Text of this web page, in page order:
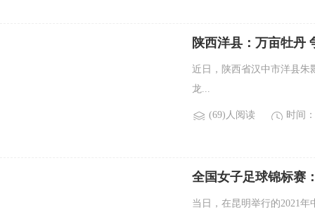
陕西洋县：万亩牡丹
近日，陕西省汉中市洋县朱
龙...
(69)人阅读 时间
全国女子足球锦标赛
当日，在昆明举行的2021